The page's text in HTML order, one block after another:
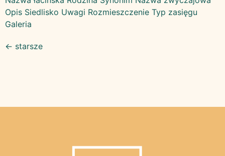
Opis Siedlisko Uwagi Rozmieszczenie Typ zasięgu
Galeria
← starsze